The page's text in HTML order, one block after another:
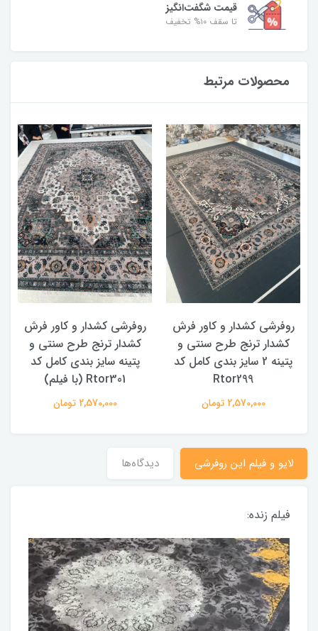
قیمت شگفت‌انگیز
تا سقف ۱۰% تخفیف
محصولات مرتبط
روفرشی کشدار و کاور فرش
کشدار ترنج طرح سنتی و
پتینه 2 سایز بندی کامل کد
Rtor299
2,570,000 تومان
روفرشی کشدار و کاور فرش
کشدار ترنج طرح سنتی و
پتینه سایز بندی کامل کد
Rtor301 (با فیلم)
2,570,000 تومان
لایو و فیلم این روفرشی دیدگاه‌ها
فیلم زنده: